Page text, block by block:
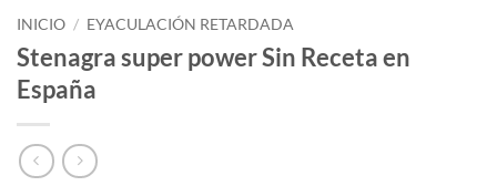
INICIO / EYACULACIÓN RETARDADA
Stenagra super power Sin Receta en
España